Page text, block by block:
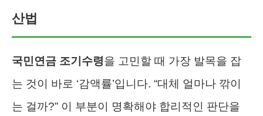
산법
국민연금 조기수령을 고민할 때 가장 발목을 잡
는 것이 바로 ‘감액률’입니다. “대체 얼마나 깎이
는 걸까?” 이 부분이 명확해야 합리적인 판단을